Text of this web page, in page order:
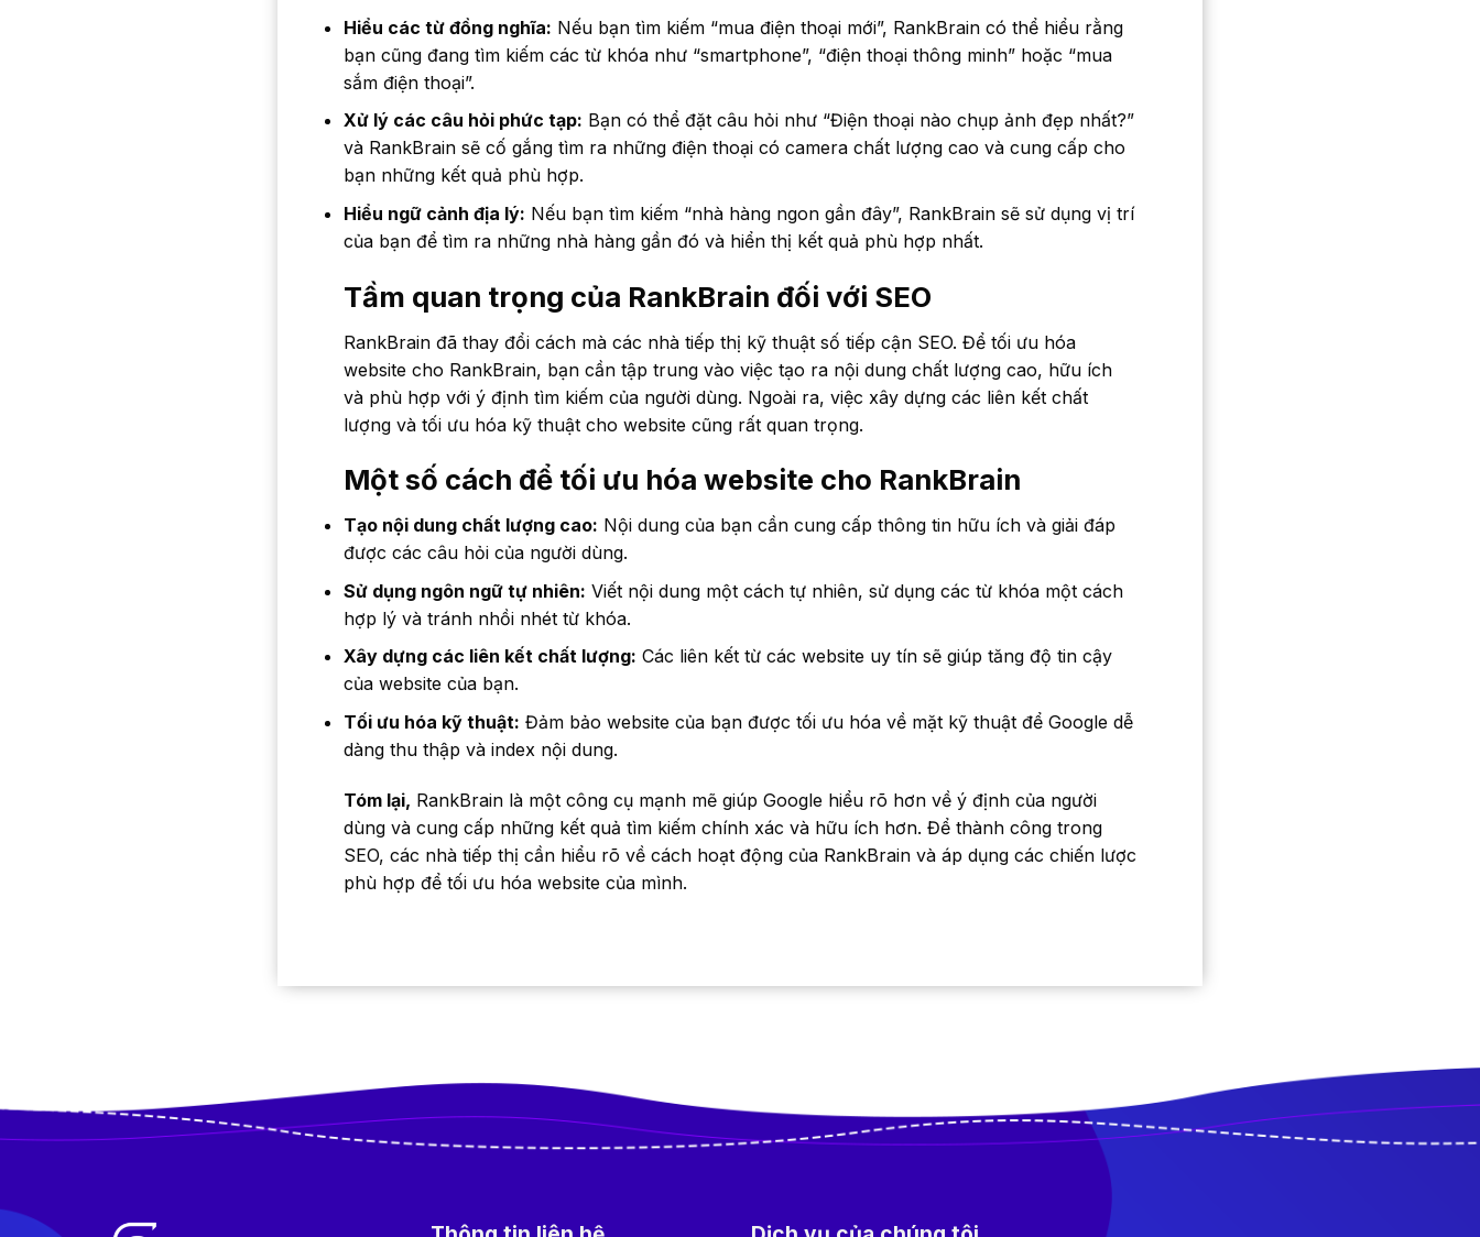
Hiểu các từ đồng nghĩa: Nếu bạn tìm kiếm “mua điện thoại mới”, RankBrain có thể hiểu rằng
bạn cũng đang tìm kiếm các từ khóa như “smartphone”, “điện thoại thông minh” hoặc “mua
sắm điện thoại”.
Xử lý các câu hỏi phức tạp: Bạn có thể đặt câu hỏi như “Điện thoại nào chụp ảnh đẹp nhất?”
và RankBrain sẽ cố gắng tìm ra những điện thoại có camera chất lượng cao và cung cấp cho
bạn những kết quả phù hợp.
Hiểu ngữ cảnh địa lý: Nếu bạn tìm kiếm “nhà hàng ngon gần đây”, RankBrain sẽ sử dụng vị trí
của bạn để tìm ra những nhà hàng gần đó và hiển thị kết quả phù hợp nhất.
Tầm quan trọng của RankBrain đối với SEO
RankBrain đã thay đổi cách mà các nhà tiếp thị kỹ thuật số tiếp cận SEO. Để tối ưu hóa
website cho RankBrain, bạn cần tập trung vào việc tạo ra nội dung chất lượng cao, hữu ích
và phù hợp với ý định tìm kiếm của người dùng. Ngoài ra, việc xây dựng các liên kết chất
lượng và tối ưu hóa kỹ thuật cho website cũng rất quan trọng.
Một số cách để tối ưu hóa website cho RankBrain
Tạo nội dung chất lượng cao: Nội dung của bạn cần cung cấp thông tin hữu ích và giải đáp
được các câu hỏi của người dùng.
Sử dụng ngôn ngữ tự nhiên: Viết nội dung một cách tự nhiên, sử dụng các từ khóa một cách
hợp lý và tránh nhồi nhét từ khóa.
Xây dựng các liên kết chất lượng: Các liên kết từ các website uy tín sẽ giúp tăng độ tin cậy
của website của bạn.
Tối ưu hóa kỹ thuật: Đảm bảo website của bạn được tối ưu hóa về mặt kỹ thuật để Google dễ
dàng thu thập và index nội dung.
Tóm lại, RankBrain là một công cụ mạnh mẽ giúp Google hiểu rõ hơn về ý định của người
dùng và cung cấp những kết quả tìm kiếm chính xác và hữu ích hơn. Để thành công trong
SEO, các nhà tiếp thị cần hiểu rõ về cách hoạt động của RankBrain và áp dụng các chiến lược
phù hợp để tối ưu hóa website của mình.